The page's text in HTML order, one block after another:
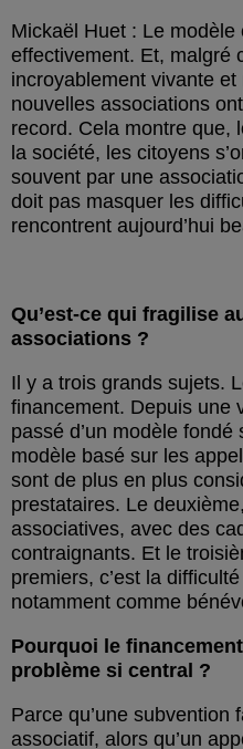
Mickaël Huet : Le
effectivement. Et, malgré
incroyablement vivante
nouvelles associations
record. Cela montre que,
la société, les citoyens
souvent par une
doit pas masquer les
rencontrent aujourd’hui
Qu’est-ce qui fragilise
associations ?
Il y a trois grands sujets.
financement. Depuis une
passé d’un modèle
modèle basé sur les
sont de plus en plus
prestataires. Le
associatives, avec des
contraignants. Et le
premiers, c’est la
notamment comme
Pourquoi le
problème si central ?
Parce qu’une subvention
associatif, alors qu’un